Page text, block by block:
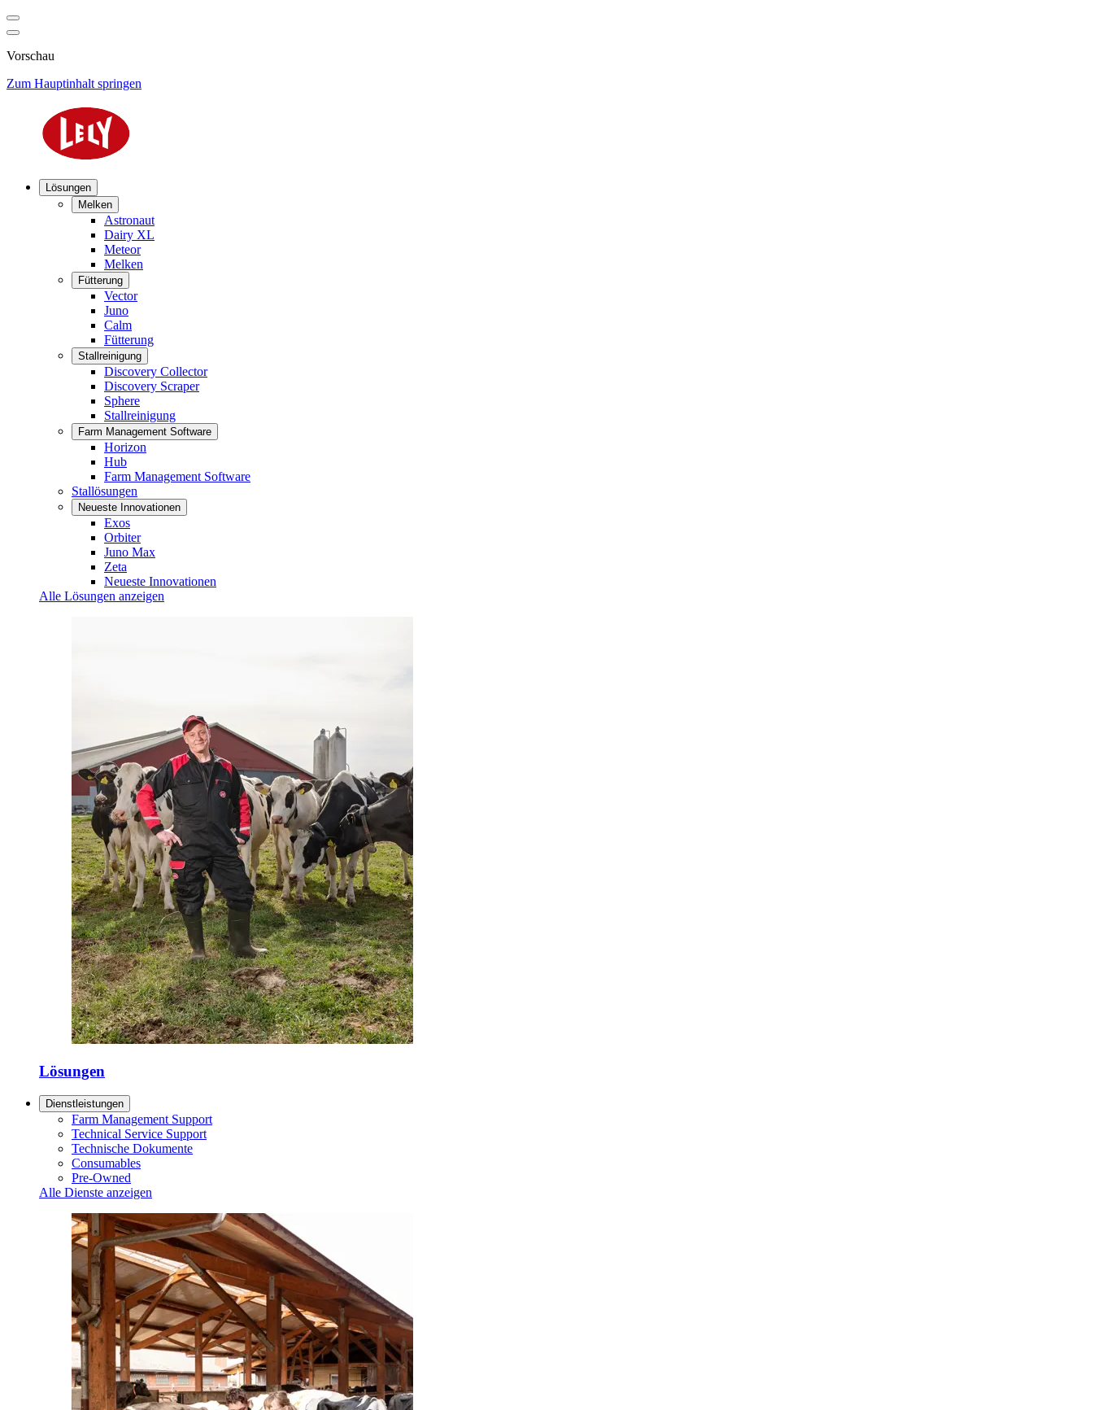
Vorschau
Zum Hauptinhalt springen
Lösungen
Melken
Astronaut
Dairy XL
Meteor
Melken
Fütterung
Vector
Juno
Calm
Fütterung
Stallreinigung
Discovery Collector
Discovery Scraper
Sphere
Stallreinigung
Farm Management Software
Horizon
Hub
Farm Management Software
Stallösungen
Neueste Innovationen
Exos
Orbiter
Juno Max
Zeta
Neueste Innovationen
Alle Lösungen anzeigen
Lösungen
Dienstleistungen
Farm Management Support
Technical Service Support
Technische Dokumente
Consumables
Pre-Owned
Alle Dienste anzeigen